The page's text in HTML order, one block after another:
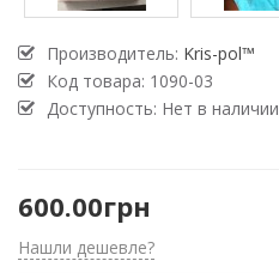
Производитель: Kris-pol™
Код товара: 1090-03
Доступность: Нет в наличии
600.00грн
Нашли дешевле?